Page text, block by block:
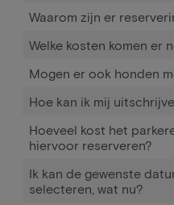
Waarom zijn er
Welke kosten komen er
Mogen er ook honden
Hoe kan ik mij
Hoeveel kost het
hiervoor reserveren?
Ik kan de gewenste
selecteren, wat nu?